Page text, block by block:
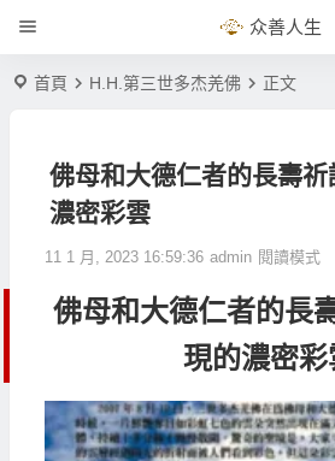
众善人生
首頁 H.H.第三世多杰羌佛 正文
佛母和大德仁者的長壽
濃密彩雲
11 1 月, 2023 16:59:36 admin 閱讀模式
佛母和大德仁者的長
現的濃密彩